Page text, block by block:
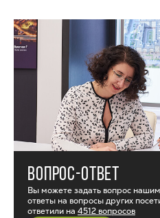
ВОПРОС-ОТВЕТ
Вы можете задать вопрос
ответы на вопросы других
ответили на 4512 вопросов